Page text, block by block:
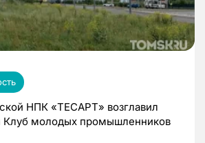
НПК «ТЕСАРТ» возглавил
Клуб молодых промышленников